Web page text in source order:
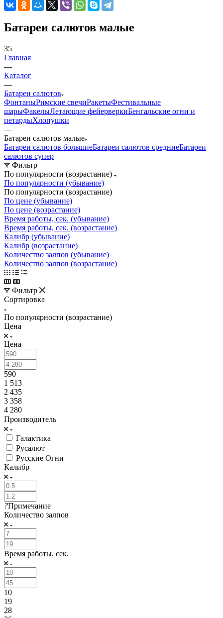
Батареи салютов малые
35
Главная
—
Каталог
—
Батареи салютов
ФонтаныРимские свечиРакетыФестивальные
шарыФакелыЛетающие фейерверкиБенгальские огни и
петардыХлопушки
—
Батареи салютов малые
Батареи салютов большиеБатареи салютов средниеБатареи
салютов супер
Фильтр
По популярности (возрастание)
По популярности (убывание)
По популярности (возрастание)
По цене (убывание)
По цене (возрастание)
Время работы, сек. (убывание)
Время работы, сек. (возрастание)
Калибр (убывание)
Калибр (возрастание)
Количество залпов (убывание)
Количество залпов (возрастание)
Фильтр
Сортировка
По популярности (возрастание)
Цена
Цена
590
1 513
2 435
3 358
4 280
Производитель
Галактика
Русалют
Русские Огни
Калибр
?Примечание
Количество залпов
Время работы, сек.
10
19
28